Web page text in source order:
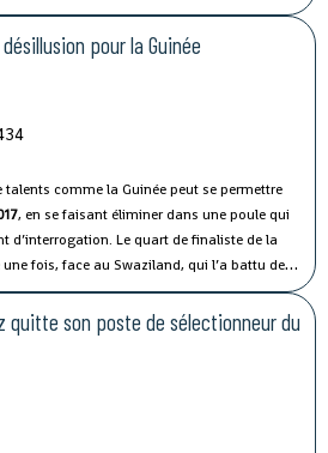
journée des éliminatoires de la CAN 2017.
pour la Guinée
comme la Guinée peut se permettre
, en se faisant éliminer dans une poule qui
d’interrogation. Le quart de finaliste de la
fois, face au Swaziland, qui l’a battu deux
Battus 1-0, ils pointent à trois points de leur
pas dépasser lors de la dernière
directes qui trancheront, en
quitte son poste de sélectionneur du